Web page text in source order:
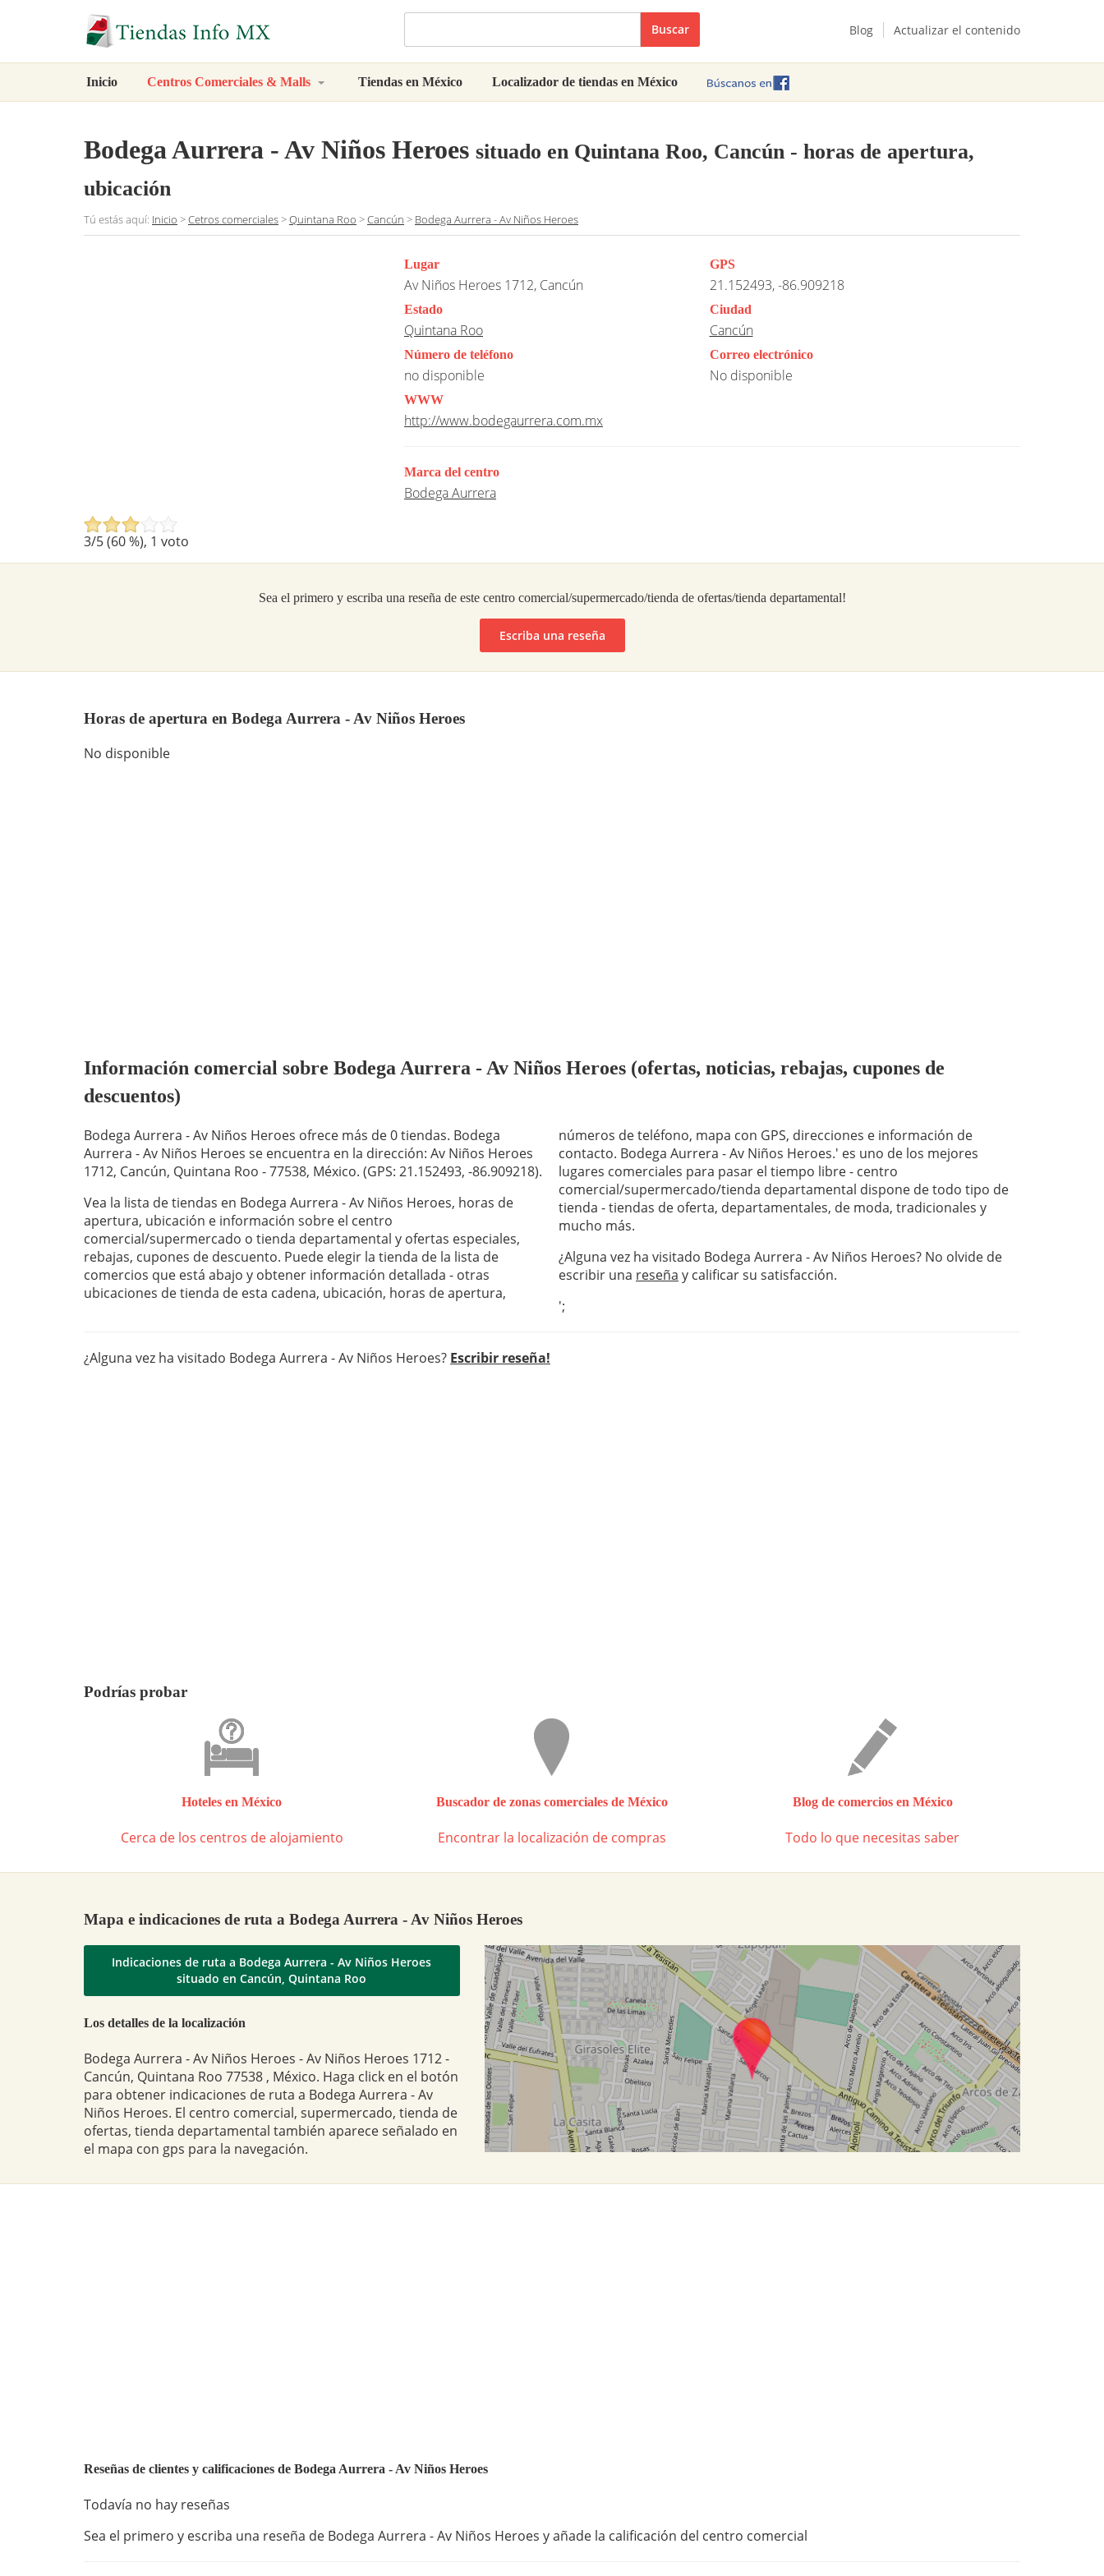
Buscar Blog Actualizar el contenido
Inicio Centros Comerciales & Malls Tiendas en México Localizador de tiendas en México
Bodega Aurrera - Av Niños Heroes situado en Quintana Roo, Cancún - horas de apertura,
ubicación
Tú estás aquí: Inicio >Cetros comerciales>Quintana Roo >Cancún > Bodega Aurrera - Av Niños Heroes
3/5 (60%), 1 voto
Lugar
Av Niños Heroes 1712, Cancún
GPS
21.152493, -86.909218
Estado
Quintana Roo
Ciudad
Cancún
Número de teléfono
no disponible
Correo electrónico
No disponible
WWW
http://www.bodegaurrera.com.mx
Marca del centro
Bodega Aurrera
Sea el primero y escriba una reseña de este centro comercial/supermercado/tienda de ofertas/tienda departamental!
Escriba una reseña
Horas de apertura en Bodega Aurrera - Av Niños Heroes
No disponible
Información comercial sobre Bodega Aurrera - Av Niños Heroes (ofertas, noticias, rebajas, cupones de
descuentos)
Bodega Aurrera - Av Niños Heroes ofrece más de 0 tiendas. Bodega
Aurrera - Av Niños Heroes se encuentra en la dirección: Av Niños Heroes
1712, Cancún, Quintana Roo - 77538, México. (GPS: 21.152493, -86.909218).
Vea la lista de tiendas en Bodega Aurrera - Av Niños Heroes, horas de
apertura, ubicación e información sobre el centro
comercial/supermercado o tienda departamental y ofertas especiales,
rebajas, cupones de descuento. Puede elegir la tienda de la lista de
comercios que está abajo y obtener información detallada - otras
ubicaciones de tienda de esta cadena, ubicación, horas de apertura,
números de teléfono, mapa con GPS, direcciones e información de
contacto. Bodega Aurrera - Av Niños Heroes.' es uno de los mejores
lugares comerciales para pasar el tiempo libre - centro
comercial/supermercado/tienda departamental dispone de todo tipo de
tienda - tiendas de oferta, departamentales, de moda, tradicionales y
mucho más.
¿Alguna vez ha visitado Bodega Aurrera - Av Niños Heroes? No olvide de
escribir una reseña y calificar su satisfacción.
';
¿Alguna vez ha visitado Bodega Aurrera - Av Niños Heroes? Escribir reseña!
Podrías probar
Hoteles en México
Cerca de los centros de alojamiento
Buscador de zonas comerciales de México
Encontrar la localización de compras
Blog de comercios en México
Todo lo que necesitas saber
Mapa e indicaciones de ruta a Bodega Aurrera - Av Niños Heroes
Indicaciones de ruta a Bodega Aurrera - Av Niños Heroes
situado en Cancún, Quintana Roo
Los detalles de la localización
Bodega Aurrera - Av Niños Heroes - Av Niños Heroes 1712 -
Cancún, Quintana Roo 77538 , México. Haga click en el botón
para obtener indicaciones de ruta a Bodega Aurrera - Av
Niños Heroes. El centro comercial, supermercado, tienda de
ofertas, tienda departamental también aparece señalado en
el mapa con gps para la navegación.
Reseñas de clientes y calificaciones de Bodega Aurrera - Av Niños Heroes
Todavía no hay reseñas
Sea el primero y escriba una reseña de Bodega Aurrera - Av Niños Heroes y añade la calificación del centro comercial